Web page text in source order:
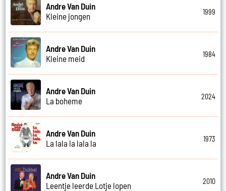
Andre Van Duin
Kleine jongen
1999
Andre Van Duin
Kleine meid
1984
Andre Van Duin
La boheme
2024
Andre Van Duin
La lala la lala la
1973
Andre Van Duin
Leentje leerde Lotje lopen
2010